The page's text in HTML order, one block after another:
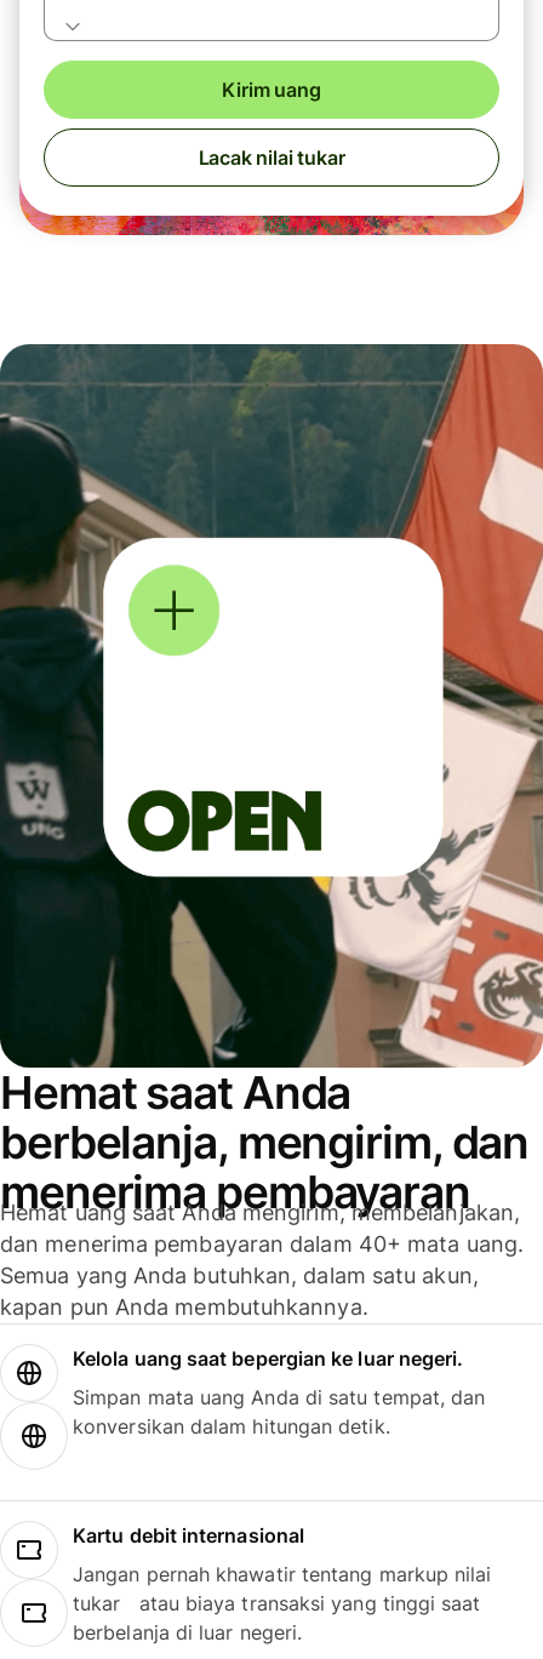
Kirim uang
Lacak nilai tukar
Hemat saat Anda
berbelanja, mengirim, dan
menerima pembayaran
Hemat uang saat Anda mengirim, membelanjakan,
dan menerima pembayaran dalam 40+ mata uang.
Semua yang Anda butuhkan, dalam satu akun,
kapan pun Anda membutuhkannya.
Kelola uang saat bepergian ke luar negeri.
Simpan mata uang Anda di satu tempat, dan
konversikan dalam hitungan detik.
Kartu debit internasional
Jangan pernah khawatir tentang markup nilai
tukar atau biaya transaksi yang tinggi saat
berbelanja di luar negeri.